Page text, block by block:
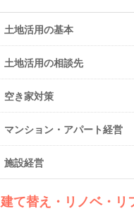
土地活用の基本
土地活用の相談先
空き家対策
マンション・アパート経営
施設経営
建て替え・リノベ・リ